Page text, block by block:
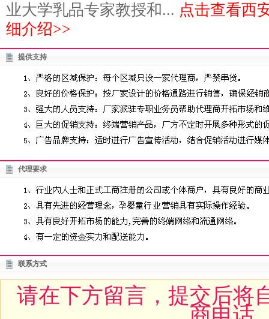
业大学乳品专家教授和... 点击查看西
细介绍>>
提供支持
代理要求
联系方式
请在下方留言，提交后将